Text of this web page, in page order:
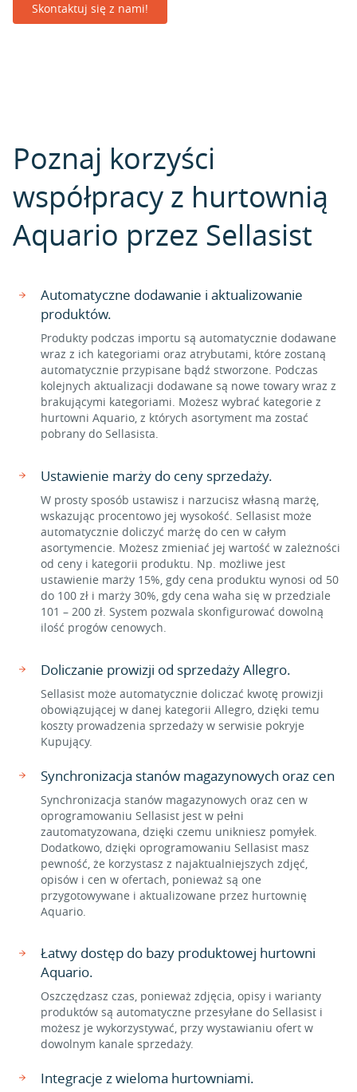
Skontaktuj się z nami!
Poznaj korzyści
współpracy z hurtownią
Aquario przez Sellasist
Automatyczne dodawanie i aktualizowanie
produktów.
Produkty podczas importu są automatycznie dodawane
wraz z ich kategoriami oraz atrybutami, które zostaną
automatycznie przypisane bądź stworzone. Podczas
kolejnych aktualizacji dodawane są nowe towary wraz z
brakującymi kategoriami. Możesz wybrać kategorie z
hurtowni Aquario, z których asortyment ma zostać
pobrany do Sellasista.
Ustawienie marży do ceny sprzedaży.
W prosty sposób ustawisz i narzucisz własną marżę,
wskazując procentowo jej wysokość. Sellasist może
automatycznie doliczyć marżę do cen w całym
asortymencie. Możesz zmieniać jej wartość w zależności
od ceny i kategorii produktu. Np. możliwe jest
ustawienie marży 15%, gdy cena produktu wynosi od 50
do 100 zł i marży 30%, gdy cena waha się w przedziale
101 – 200 zł. System pozwala skonfigurować dowolną
ilość progów cenowych.
Doliczanie prowizji od sprzedaży Allegro.
Sellasist może automatycznie doliczać kwotę prowizji
obowiązującej w danej kategorii Allegro, dzięki temu
koszty prowadzenia sprzedaży w serwisie pokryje
Kupujący.
Synchronizacja stanów magazynowych oraz cen
Synchronizacja stanów magazynowych oraz cen w
oprogramowaniu Sellasist jest w pełni
zautomatyzowana, dzięki czemu unikniesz pomyłek.
Dodatkowo, dzięki oprogramowaniu Sellasist masz
pewność, że korzystasz z najaktualniejszych zdjęć,
opisów i cen w ofertach, ponieważ są one
przygotowywane i aktualizowane przez hurtownię
Aquario.
Łatwy dostęp do bazy produktowej hurtowni
Aquario.
Oszczędzasz czas, ponieważ zdjęcia, opisy i warianty
produktów są automatyczne przesyłane do Sellasist i
możesz je wykorzystywać, przy wystawianiu ofert w
dowolnym kanale sprzedaży.
Integracje z wieloma hurtowniami.